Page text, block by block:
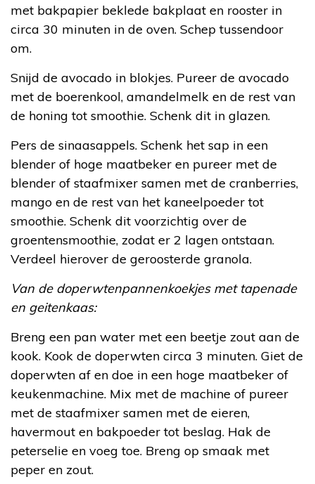
met bakpapier beklede bakplaat en rooster in
circa 30 minuten in de oven. Schep tussendoor
om.
Snijd de avocado in blokjes. Pureer de avocado
met de boerenkool, amandelmelk en de rest van
de honing tot smoothie. Schenk dit in glazen.
Pers de sinaasappels. Schenk het sap in een
blender of hoge maatbeker en pureer met de
blender of staafmixer samen met de cranberries,
mango en de rest van het kaneelpoeder tot
smoothie. Schenk dit voorzichtig over de
groentensmoothie, zodat er 2 lagen ontstaan.
Verdeel hierover de geroosterde granola.
Van de doperwtenpannenkoekjes met tapenade
en geitenkaas:
Breng een pan water met een beetje zout aan de
kook. Kook de doperwten circa 3 minuten. Giet de
doperwten af en doe in een hoge maatbeker of
keukenmachine. Mix met de machine of pureer
met de staafmixer samen met de eieren,
havermout en bakpoeder tot beslag. Hak de
peterselie en voeg toe. Breng op smaak met
peper en zout.